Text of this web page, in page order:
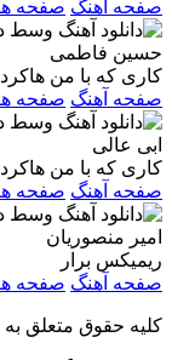
صفحه آهنگ صفحه
حسین فاطمی
کاری که با من
صفحه آهنگ صفحه
ابی عالی
کاری که با من
صفحه آهنگ صفحه
امیر منصوریان
ریمیکس برار
صفحه آهنگ صفحه
کلیه حقوق متعلق